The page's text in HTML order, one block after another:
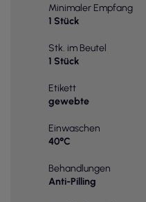
Minimaler Empfang
1 Stück
Stk. im Beutel
1 Stück
Etikett
gewebte
Einwaschen
40°C
Behandlungen
Anti-Pilling